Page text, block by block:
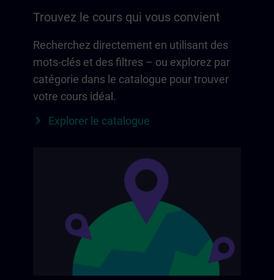
Trouvez le cours qui vous convient
Recherchez directement en utilisant des
mots-clés et des filtres – ou explorez par
catégorie dans le catalogue pour trouver
votre cours idéal.
Explorer le catalogue